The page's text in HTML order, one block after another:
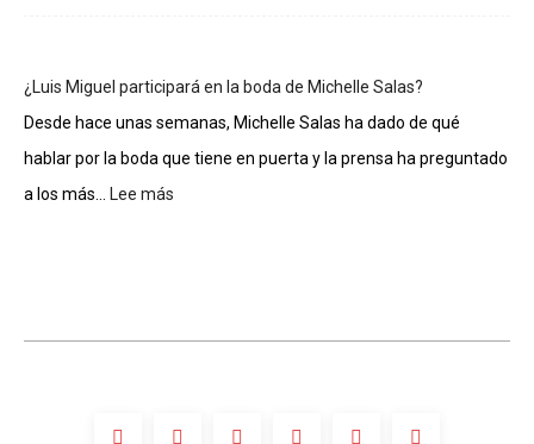
al
Salón
la
¿Luis Miguel participará en la boda de Michelle Salas?
Desde hace unas semanas, Michelle Salas ha dado de qué
hablar por la boda que tiene en puerta y la prensa ha preguntado
a los más... Lee más
boda